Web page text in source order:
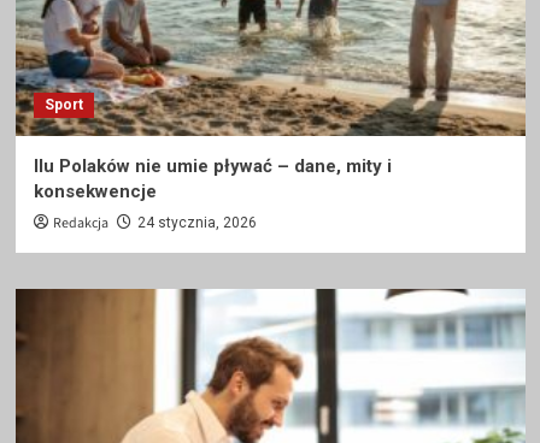
Sport
Ilu Polaków nie umie pływać – dane, mity i
konsekwencje
Redakcja 24 stycznia, 2026